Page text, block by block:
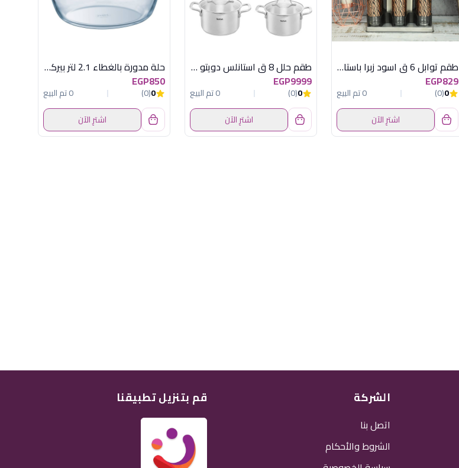
طقم توابل 6 ق اسود زبرا باستاند هابى هوم
EGP829
0
(0)
0 تم البيع
اشترِ الآن
طقم حلل 8 ق استانلس دويتو تيفال
EGP9999
0
(0)
0 تم البيع
اشترِ الآن
حلة مدورة بالغطاء 2.1 لتر بيركس
EGP850
0
(0)
0 تم البيع
اشترِ الآن
الشركة
اتصل بنا
الشروط والأحكام
قم بتنزيل تطبيقنا